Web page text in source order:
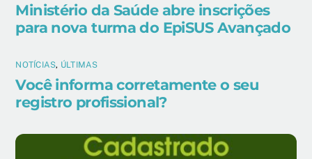
Ministério da Saúde abre inscrições
para nova turma do EpiSUS Avançado
NOTÍCIAS, ÚLTIMAS
Você informa corretamente o seu
registro profissional?